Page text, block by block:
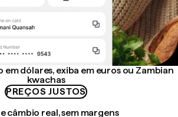
em dólares, exiba em euros ou Zambian
kwachas
PREÇOS JUSTOS
câmbio real, sem margens